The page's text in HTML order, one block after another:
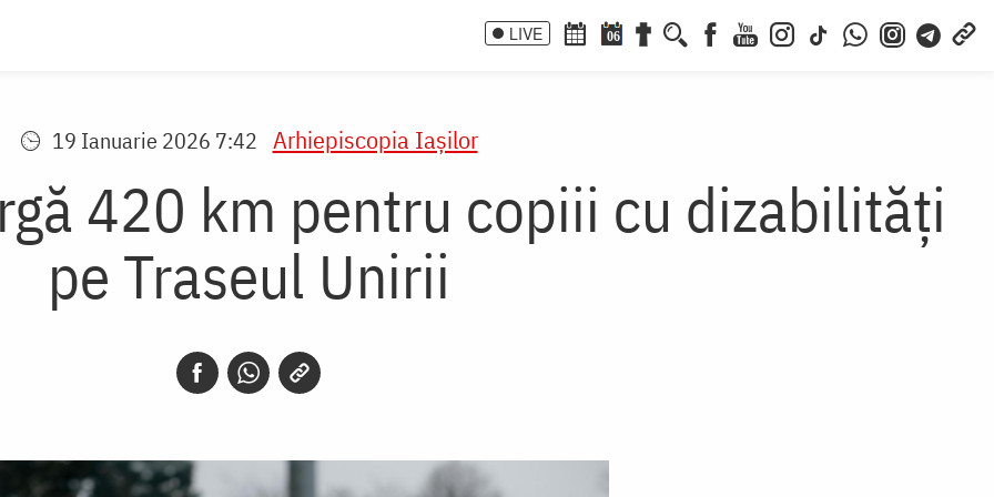
LIVE 06
19 Ianuarie 2026 7:42 Arhiepiscopia Iaşilor
420 km pentru copiii cu dizabilități
pe Traseul Unirii